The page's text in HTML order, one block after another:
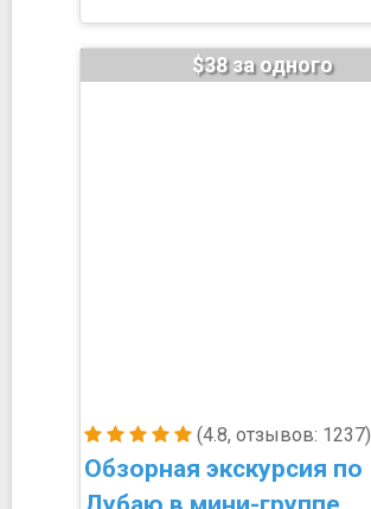
(4.8, отзывов: 1237)
Обзорная экскурсия по
$38 за одного